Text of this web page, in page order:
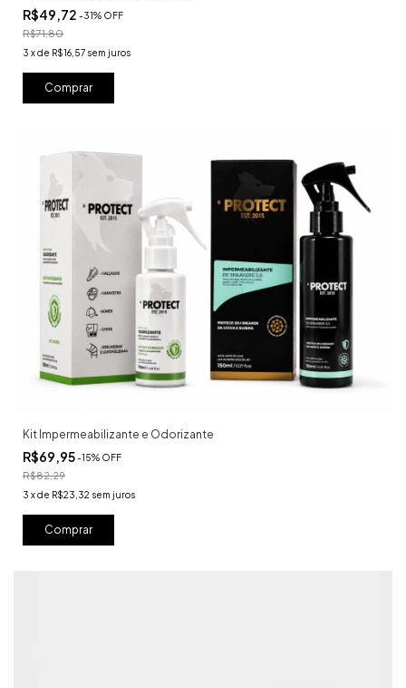
R$49,72 -31% OFF
R$71,80
3 xde R$16,57 sem juros
Kit Impermeabilizante e Odorizante
R$69,95-15% OFF
R$82,29
3 xde R$23,32 sem juros